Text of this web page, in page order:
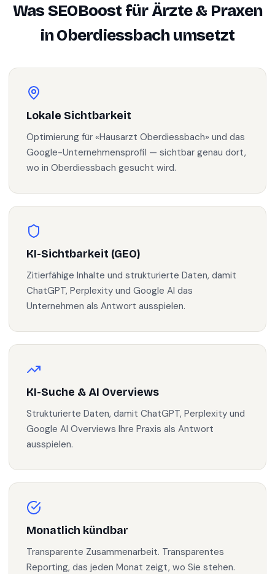
Was SEOBoost fürÄrzte & Praxen
inOberdiessbachumsetzt
Lokale Sichtbarkeit
Optimierung für «Hausarzt Oberdiessbach» und das
Google-Unternehmensprofil — sichtbar genau dort,
wo in Oberdiessbach gesucht wird.
KI-Sichtbarkeit (GEO)
Zitierfähige Inhalte und strukturierte Daten, damit
ChatGPT, Perplexity und Google AI das
Unternehmen als Antwort ausspielen.
KI-Suche & AI Overviews
Strukturierte Daten, damit ChatGPT, Perplexity und
Google AI Overviews Ihre Praxis als Antwort
ausspielen.
Monatlich kündbar
Transparente Zusammenarbeit. Transparentes
Reporting, das jeden Monat zeigt, wo Sie stehen.